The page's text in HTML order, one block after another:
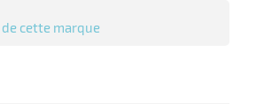
cette marque